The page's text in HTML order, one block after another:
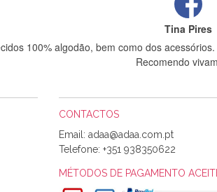
Tina Pires
100% algodão, bem como dos
Recomendo
Sílvia Maria
Informo que recebi hoje a
CONTACTOS
Email:
Telefone: +351 938350622
MÉTODOS DE PAGAMENTO